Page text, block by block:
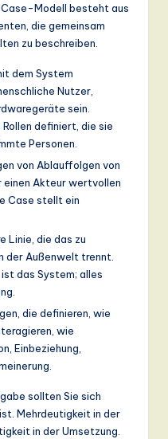
Modell besteht aus
die gemeinsam
zu beschreiben.
dem System
Nutzer,
sein.
definiert, die sie
Personen.
von Ablauffolgen von
einen Akteur wertvollen
Case stellt ein
Linie, die das zu
der Außenwelt trennt.
das System; alles
die definieren, wie
wie
Einbeziehung,
sollten Sie sich
Mehrdeutigkeit in der
in der Umsetzung.